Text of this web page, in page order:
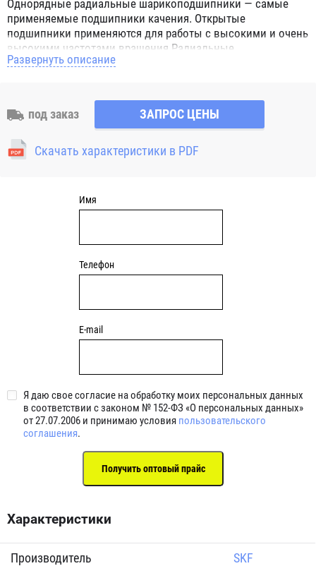
Однорядные радиальные шарикоподшипники — самые
применяемые подшипники качения. Открытые
подшипники применяются для работы с высокими и очень
высокими частотами вращения.Радиальные
шарикоподшипники обозначением 2Z ZZ с обеих сторон
обозначением 2RS 2RS1 2RSH 2RSR имеют с обеих сторон
контактные уплотнения из бутадиен-нитрильного каучука
(NBR) и пригодны для средних частот вращения. Также
поставляются подшипники с бесконтактными
Развернуть описание
под заказ ЗАПРОС ЦЕНЫ
Скачать характеристики в PDF
Имя
Телефон
E-mail
Я даю свое согласие на обработку моих персональных данных
в соответствии с законом № 152-ФЗ «О персональных данных»
от 27.07.2006 и принимаю условия пользовательского
соглашения.
Характеристики
Производитель
SKF